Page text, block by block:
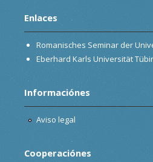
Enlaces
Romanisches Seminar der
Eberhard Karls Universität
Informaciónes
Aviso legal
Cooperaciónes